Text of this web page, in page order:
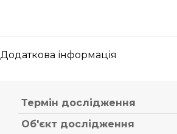
Додаткова інформація
Термін дослідження
Об'єкт дослідження